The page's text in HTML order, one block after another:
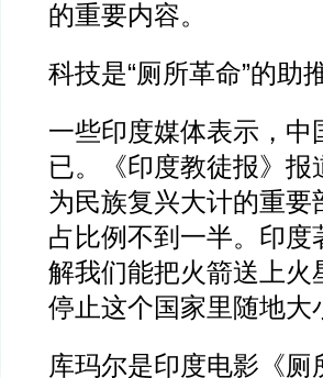
的重要内容。
科技是“厕所革命”的助
一些印度媒体表示，中
已。《印度教徒报》报
为民族复兴大计的重要
占比例不到一半。印度
解我们能把火箭送上
停止这个国家里随地大
库玛尔是印度电影《